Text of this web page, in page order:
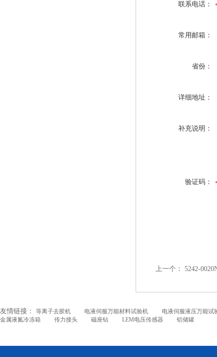
联系电话：
常用邮箱：
省份：
详细地址：
补充说明：
验证码：
上一个： 5242-
友情链接： 等离子去胶机 电液伺服万能材料试验机
电液伺服液压万能试
金属液氮冷冻箱
传力接头 磁座钻 LEM电压传感器 铝储罐